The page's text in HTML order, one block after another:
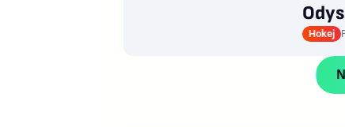
Hokej